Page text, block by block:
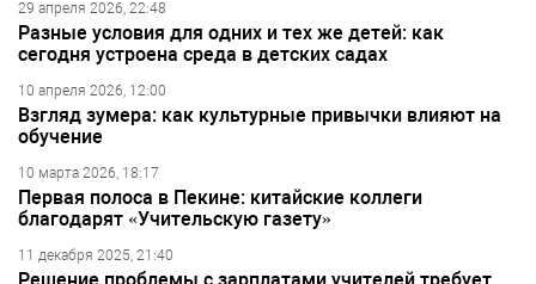
29 апреля 2026, 22:48
Разные условия для одних и тех же детей: как
сегодня устроена среда в детских садах
10 апреля 2026, 12:00
Взгляд зумера: как культурные привычки влияют на
обучение
10 марта 2026, 18:17
Первая полоса в Пекине: китайские коллеги
благодарят «Учительскую газету»
11 декабря 2025, 21:40